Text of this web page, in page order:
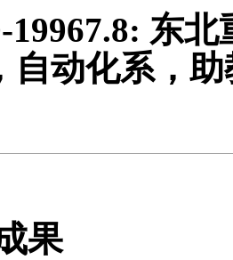
19967.8: 东北
自动化系，助
果